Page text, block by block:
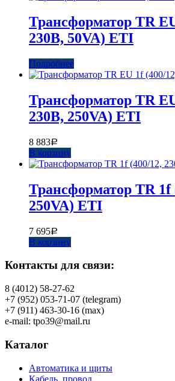
Трансформатор TR
230B, 50VA) ETI
Подробнее
Трансформатор TR
230B, 250VA) ETI
8 883Р
В корзину
Трансформатор TR 1f
250VA) ETI
7 695Р
В корзину
Контакты для связи:
8 (4012) 58-27-62
+7 (952) 053-71-07 (telegram)
+7 (911) 463-30-16 (max)
e-mail: tpo39@mail.ru
Каталог
Автоматика и щиты
Кабель, провод